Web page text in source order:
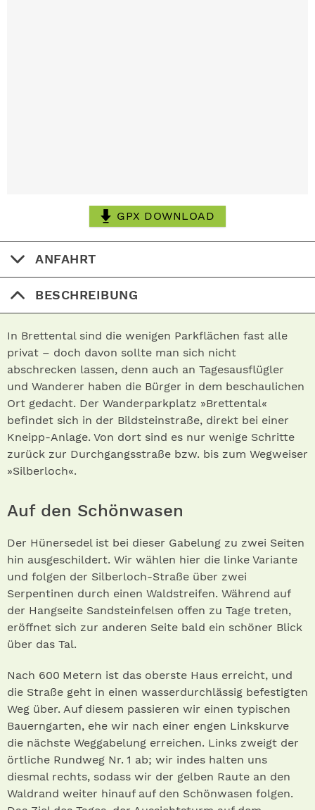
GPX DOWNLOAD
ANFAHRT
BESCHREIBUNG
In Brettental sind die wenigen Parkflächen fast alle
privat – doch davon sollte man sich nicht
abschrecken lassen, denn auch an Tagesausflügler
und Wanderer haben die Bürger in dem beschaulichen
Ort gedacht. Der Wanderparkplatz »Brettental«
befindet sich in der Bildsteinstraße, direkt bei einer
Kneipp-Anlage. Von dort sind es nur wenige Schritte
zurück zur Durchgangsstraße bzw. bis zum Wegweiser
»Silberloch«.
Auf den Schönwasen
Der Hünersedel ist bei dieser Gabelung zu zwei Seiten
hin ausgeschildert. Wir wählen hier die linke Variante
und folgen der Silberloch-Straße über zwei
Serpentinen durch einen Waldstreifen. Während auf
der Hangseite Sandsteinfelsen offen zu Tage treten,
eröffnet sich zur anderen Seite bald ein schöner Blick
über das Tal.
Nach 600 Metern ist das oberste Haus erreicht, und
die Straße geht in einen wasserdurchlässig befestigten
Weg über. Auf diesem passieren wir einen typischen
Bauerngarten, ehe wir nach einer engen Linkskurve
die nächste Weggabelung erreichen. Links zweigt der
örtliche Rundweg Nr. 1 ab; wir indes halten uns
diesmal rechts, sodass wir der gelben Raute an den
Waldrand weiter hinauf auf den Schönwasen folgen.